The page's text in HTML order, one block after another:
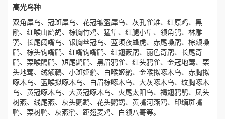
高光鸟种
双角犀鸟、冠斑犀鸟、花冠皱盔犀鸟、灰孔雀雉、红原鸡、黑
鹇、红喉山鹧鸪、棕胸竹鸡、猛隼、红腿小隼、领角鸮、林雕
鸮、长尾阔嘴鸟、银胸丝冠鸟、蓝须夜蜂虎、赤尾噪鹛、棕颏噪
鹛、棕头钩嘴鹛、红嘴钩嘴鹛、红翅薮鹛、丽色奇鹛、长尾奇
鹛、栗喉鵙鹛、短尾鹪鹛、黑眉鸦雀、红头鸦雀、金冠地莺、栗
头地莺、绒额鳾、小斑姬鹟、白喉姬鹟、金喉拟啄木鸟、赤胸拟
啄木鸟、蓝喉拟啄木鸟、白眉棕啄木鸟、大灰啄木鸟、纹胸啄木
鸟、黄冠啄木鸟、大黄冠啄木鸟、火尾太阳鸟、褐翅鸦鹃、凤头
树燕、线尾燕、灰头鹦鹉、花头鹦鹉、黄嘴河燕鸥、印缅斑嘴
鸭、栗树鸭、灰燕鸻、距翅麦鸡、白领八哥等。